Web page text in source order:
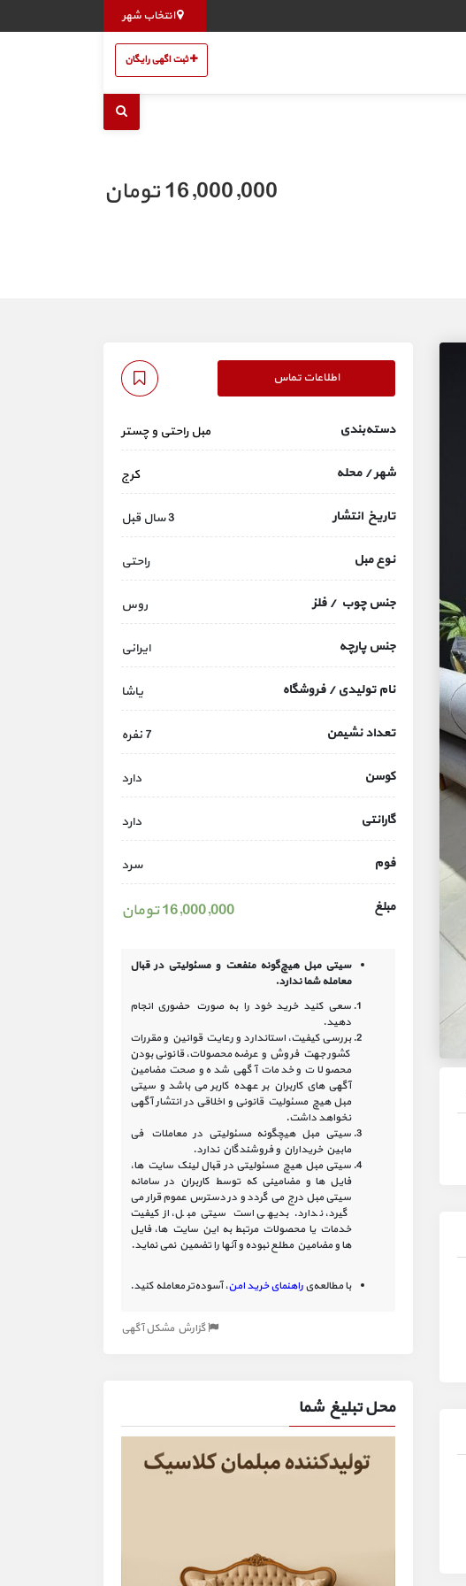
انتخاب شهر
ثبت اگهی رایگان
16,000,000 تومان
اطلاعات تماس
دسته‌بندی مبل راحتی و چستر
شهر / محله کرج
تاریخ انتشار 3 سال قبل
نوع مبل راحتی
جنس چوب / فلز روس
جنس پارچه ایرانی
نام تولیدی / فروشگاه یاشا
تعداد نشیمن 7 نفره
کوسن دارد
گارانتی دارد
فوم سرد
مبلغ 16,000,000 تومان
سیتی مبل هیچ‌گونه منفعت و مسئولیتی درقبال
معامله شما ندارد.
سعی کنید خرید خود را به صورت حضوری انجام
دهید.
بررسی کیفیت، استاندارد و رعایت قوانین و مقررات
کشور جهت فروش و عرضه محصولات، قانونی بودن
محصولات و خدمات آگهی شده و صحت مضامین
آگهی‏ های کاربران بر عهده کاربر می باشد و سیتی
مبل هیچ مسئولیت قانونی و اخلاقی در انتشار آگهی
نخواهد داشت.
سیتی مبل هیچگونه مسئولیتی در معاملات فی
مابین خریداران و فروشندگان ندارد.
سیتی مبل هیچ مسئولیتی در قبال لینک‏ سایت ‏ها،
فایل ‏ها و مضامینی که توسط کاربران در سامانه‏
سیتی مبل درج می گردد و در دسترس عموم قرار می
گیرد، ندارد. بدیهی است سیتی مبل، از کیفیت
خدمات یا محصولات مرتبط به این سایت‏ ها، فایل
ها و مضامین مطلع نبوده و آنها را تضمین نمی نماید.
با مطالعه‌یراهنمای خرید امن، آسوده‌تر معامله کنید.
گزارش مشکل آگهی
محل تبلیغ شما